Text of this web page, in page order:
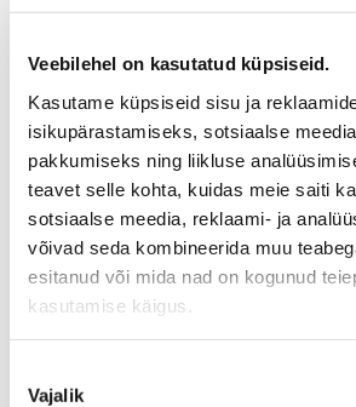
Veebilehel on kasutatud küpsiseid.
Kasutame küpsiseid sisu ja
isikupärastamiseks, sotsiaalse
pakkumiseks ning liikluse
teavet selle kohta, kuidas meie saiti
sotsiaalse meedia, reklaami- ja
võivad seda kombineerida muu
esitanud või mida nad on kogunud
kasutamise käigus.
valik
Vajalik
Mercedes-Benz